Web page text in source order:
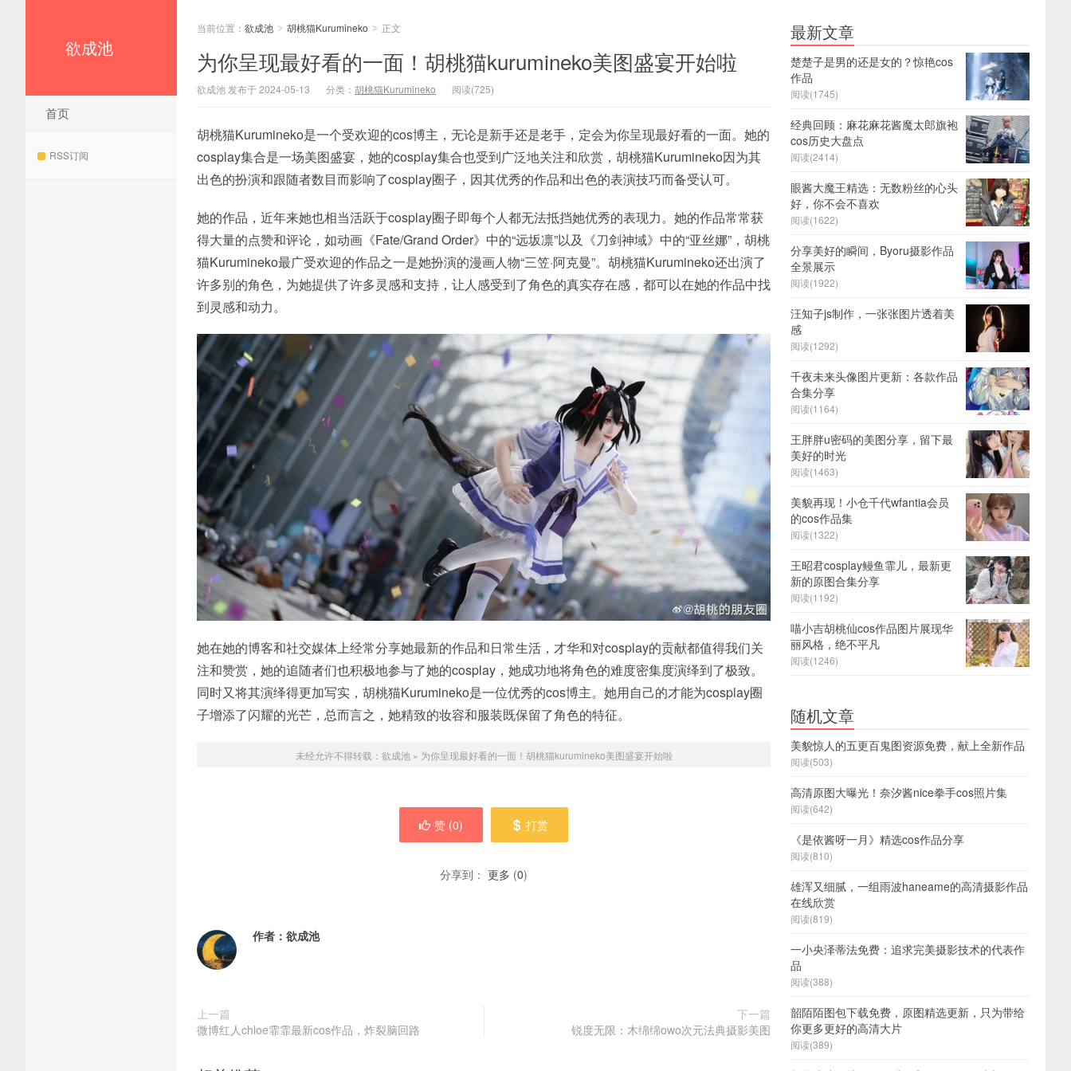
欲成池
首页
RSS订阅
当前位置： 欲成池 > 胡桃猫Kurumineko > 正文
为你呈现最好看的一面！胡桃猫kurumineko美图盛宴开始啦
欲成池 发布于 2024-05-13 分类： 胡桃猫Kurumineko 阅读(725)
胡桃猫Kurumineko是一个受欢迎的cos博主，无论是新手还是老手，定会为你呈现最好看的一面。她的
cosplay集合是一场美图盛宴，她的cosplay集合也受到广泛地关注和欣赏，胡桃猫Kurumineko因为其
出色的扮演和跟随者数目而影响了cosplay圈子，因其优秀的作品和出色的表演技巧而备受认可。
她的作品，近年来她也相当活跃于cosplay圈子即每个人都无法抵挡她优秀的表现力。她的作品常常获
得大量的点赞和评论，如动画《Fate/Grand Order》中的“远坂凛”以及《刀剑神域》中的“亚丝娜”，胡桃
猫Kurumineko最广受欢迎的作品之一是她扮演的漫画人物“三笠·阿克曼”。胡桃猫Kurumineko还出演了
许多别的角色，为她提供了许多灵感和支持，让人感受到了角色的真实存在感，都可以在她的作品中找
到灵感和动力。
她在她的博客和社交媒体上经常分享她最新的作品和日常生活，才华和对cosplay的贡献都值得我们关
注和赞赏，她的追随者们也积极地参与了她的cosplay，她成功地将角色的难度密集度演绎到了极致。
同时又将其演绎得更加写实，胡桃猫Kurumineko是一位优秀的cos博主。她用自己的才能为cosplay圈
子增添了闪耀的光芒，总而言之，她精致的妆容和服装既保留了角色的特征。
未经允许不得转载： 欲成池» 为你呈现最好看的一面！胡桃猫kurumineko美图盛宴开始啦
赞 (0) 打赏
分享到： 更多 (0)
作者： 欲成池
上一篇
微博红人chloe霏霏最新cos作品，炸裂脑回路
下一篇
锐度无限：木绵绵owo次元法典摄影美图
最新文章
楚楚子是男的还是女的？惊艳cos
作品
阅读(1745)
经典回顾：麻花麻花酱魔太郎旗袍
cos历史大盘点
阅读(2414)
眼酱大魔王精选：无数粉丝的心头
好，你不会不喜欢
阅读(1622)
分享美好的瞬间，Byoru摄影作品
全景展示
阅读(1922)
汪知子js制作，一张张图片透着美
感
阅读(1292)
千夜未来头像图片更新：各款作品
合集分享
阅读(1164)
王胖胖u密码的美图分享，留下最
美好的时光
阅读(1463)
美貌再现！小仓千代wfantia会员
的cos作品集
阅读(1322)
王昭君cosplay鳗鱼霏儿，最新更
新的原图合集分享
阅读(1192)
喵小吉胡桃仙cos作品图片展现华
丽风格，绝不平凡
阅读(1246)
随机文章
美貌惊人的五更百鬼图资源免费，献上全新作品
阅读(503)
高清原图大曝光！奈汐酱nice拳手cos照片集
阅读(642)
《是依酱呀一月》精选cos作品分享
阅读(810)
雄浑又细腻，一组雨波haneame的高清摄影作品
在线欣赏
阅读(819)
一小央泽蒂法免费：追求完美摄影技术的代表作
品
阅读(388)
韶陌陌图包下载免费，原图精选更新，只为带给
你更多更好的高清大片
阅读(389)